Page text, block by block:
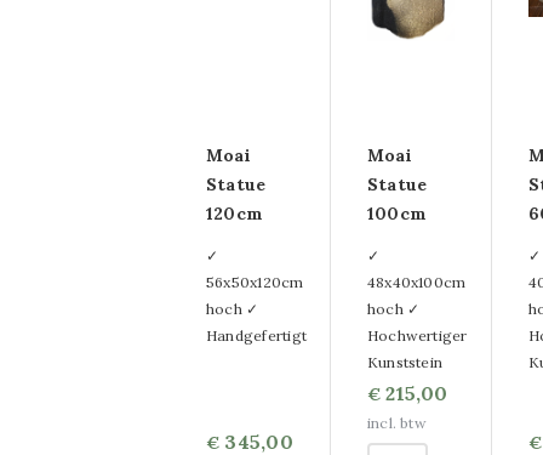
Moai
Statue
120cm
✓
56x50x120cm
hoch ✓
Handgefertigt
€ 345,00
Moai
Statue
100cm
✓
48x40x100cm
hoch ✓
Hochwertiger
Kunststein
€ 215,00
incl. btw
✓
€